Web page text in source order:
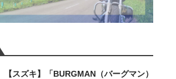
【スズキ】「BURGMAN（バーグマン）